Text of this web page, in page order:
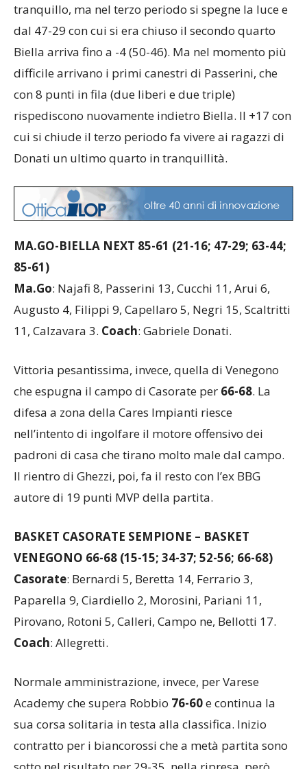
tranquillo, ma nel terzo periodo si spegne la luce e
dal 47-29 con cui si era chiuso il secondo quarto
Biella arriva fino a -4 (50-46). Ma nel momento più
difficile arrivano i primi canestri di Passerini, che
con 8 punti in fila (due liberi e due triple)
rispediscono nuovamente indietro Biella. Il +17 con
cui si chiude il terzo periodo fa vivere ai ragazzi di
Donati un ultimo quarto in tranquillità.
MA.GO-BIELLA NEXT 85-61 (21-16; 47-29; 63-44;
85-61)
Ma.Go: Najafi 8, Passerini 13, Cucchi 11, Arui 6,
Augusto 4, Filippi 9, Capellaro 5, Negri 15, Scaltritti
11, Calzavara 3. Coach: Gabriele Donati.
Vittoria pesantissima, invece, quella di Venegono
che espugna il campo di Casorate per 66-68. La
difesa a zona della Cares Impianti riesce
nell’intento di ingolfare il motore offensivo dei
padroni di casa che tirano molto male dal campo.
Il rientro di Ghezzi, poi, fa il resto con l’ex BBG
autore di 19 punti MVP della partita.
BASKET CASORATE SEMPIONE – BASKET
VENEGONO 66-68 (15-15; 34-37; 52-56; 66-68)
Casorate: Bernardi 5, Beretta 14, Ferrario 3,
Paparella 9, Ciardiello 2, Morosini, Pariani 11,
Pirovano, Rotoni 5, Calleri, Campo ne, Bellotti 17.
Coach: Allegretti.
Normale amministrazione, invece, per Varese
Academy che supera Robbio 76-60e continua la
sua corsa solitaria in testa alla classifica. Inizio
contratto per i biancorossi che a metà partita sono